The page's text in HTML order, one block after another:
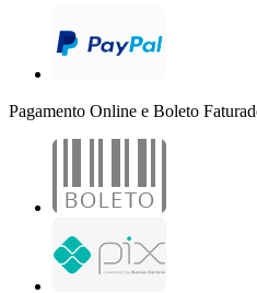
Pagamento Online e Boleto